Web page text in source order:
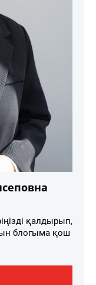
қалдырып,
блогыма қош